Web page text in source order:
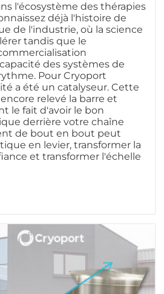
l'écosystème des thérapies
déjà l'histoire de
de l'industrie, où la science
tandis que le
des systèmes de
Pour Cryoport
a été un catalyseur. Cette
relevé la barre et
le fait d'avoir le bon
derrière votre chaîne
de bout en bout peut
en levier, transformer la
et transformer l'échelle